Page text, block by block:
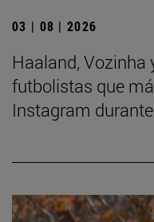
03 | 08 | 2026
Haaland, Vozinha
futbolistas que
Instagram